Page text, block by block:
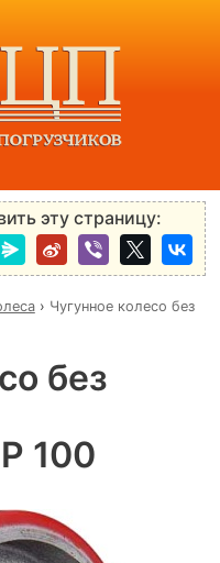
эту страницу:
› Чугунное колесо без
без
100